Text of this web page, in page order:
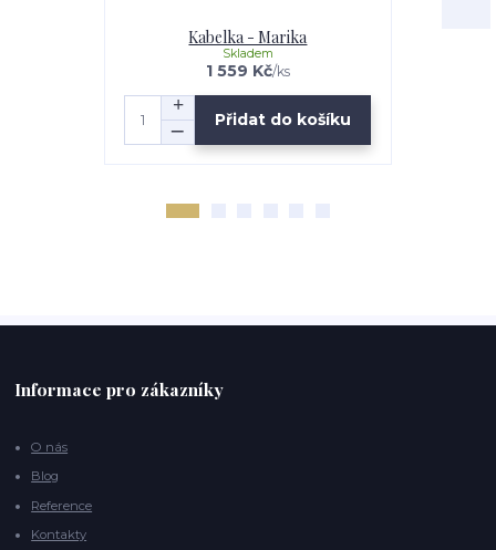
Kabelka - Marika
1 559 Kč/ks
Skladem
Přidat do košíku
Informace pro zákazníky
O nás
Blog
Reference
Kontakty